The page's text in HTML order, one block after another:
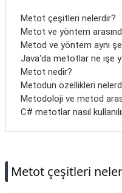
Metot çeşitleri nelerdir?
Metot ve yöntem
Metod ve yöntem aynı
Java'da metotlar ne işe
Metot nedir?
Metodun özellikleri
Metodoloji ve metod
C# metotlar nasıl
Metot çeşitleri